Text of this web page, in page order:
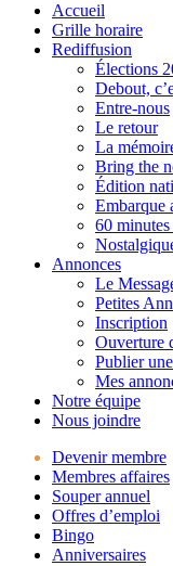
Accueil
Grille horaire
Rediffusion
Élections
Debout,
Entre-nous
Le retour
La
Bring the
Édition
Embarque
60 minutes
Annonces
Le
Petites
Inscription
Ouverture
Publier
Mes
Notre équipe
Nous joindre
Devenir membre
Membres affaires
Souper annuel
Offres d’emploi
Bingo
Anniversaires